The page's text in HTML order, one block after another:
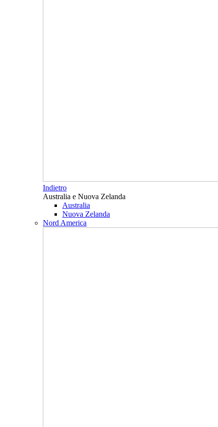
Indietro
Australia e Nuova Zelanda
Australia
Nuova Zelanda
Nord America